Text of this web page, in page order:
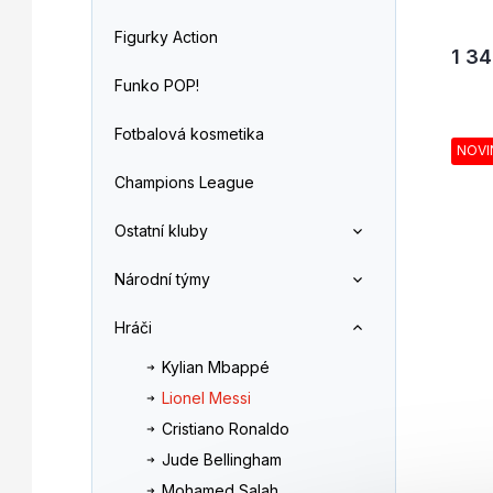
Figurky Action
Funko POP!
Fotbalová kosmetika
Champions League
Ostatní kluby
Národní týmy
Hráči
Kylian Mbappé
Lionel Messi
Cristiano Ronaldo
Jude Bellingham
1